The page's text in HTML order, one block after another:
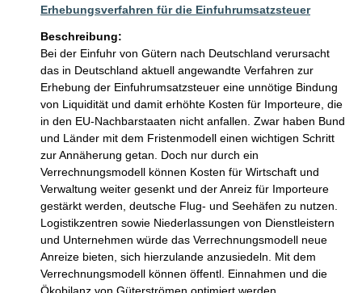
Erhebungsverfahren für die Einfuhrumsatzsteuer
Beschreibung:
Bei der Einfuhr von Gütern nach Deutschland verursacht
das in Deutschland aktuell angewandte Verfahren zur
Erhebung der Einfuhrumsatzsteuer eine unnötige Bindung
von Liquidität und damit erhöhte Kosten für Importeure, die
in den EU-Nachbarstaaten nicht anfallen. Zwar haben Bund
und Länder mit dem Fristenmodell einen wichtigen Schritt
zur Annäherung getan. Doch nur durch ein
Verrechnungsmodell können Kosten für Wirtschaft und
Verwaltung weiter gesenkt und der Anreiz für Importeure
gestärkt werden, deutsche Flug- und Seehäfen zu nutzen.
Logistikzentren sowie Niederlassungen von Dienstleistern
und Unternehmen würde das Verrechnungsmodell neue
Anreize bieten, sich hierzulande anzusiedeln. Mit dem
Verrechnungsmodell können öffentl. Einnahmen und die